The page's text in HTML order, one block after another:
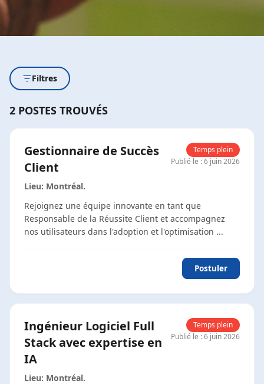
Filtres
2 POSTES TROUVÉS
Gestionnaire de Succès
Client
Temps plein
Publié le :6 juin 2026
Lieu: Montréal.
Rejoignez une équipe innovante en tant que
Responsable de la Réussite Client et accompagnez
nos utilisateurs dans l'adoption et l'optimisation ...
Postuler
Ingénieur Logiciel Full
Stack avec expertise en
IA
Temps plein
Publié le :6 juin 2026
Lieu: Montréal.